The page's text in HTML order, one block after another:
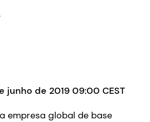
junho de 2019 09:00 CEST
empresa global de base